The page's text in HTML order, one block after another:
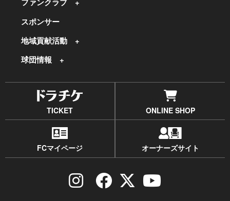
スポンサー
地域貢献活動
球団情報
TICKET ONLINE SHOP
FCマイページ オーナーズサイト